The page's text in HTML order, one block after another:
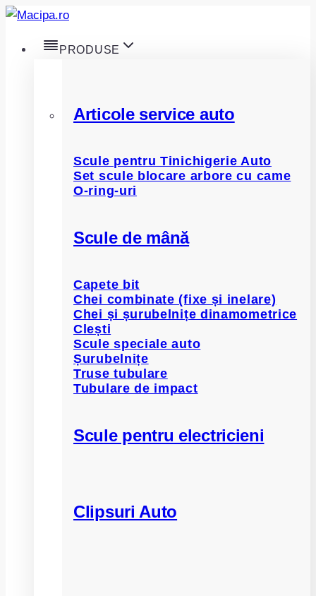
Skip
content
PRODUSE
Articole service auto
Scule pentru Tinichigerie Auto
Set scule blocare arbore cu came
O-ring-uri
Scule de mână
Capete bit
Chei combinate (fixe și inelare)
Chei și șurubelnițe dinamometrice
Clești
Scule speciale auto
Șurubelnițe
Truse tubulare
Tubulare de impact
Scule pentru electricieni
Clipsuri Auto